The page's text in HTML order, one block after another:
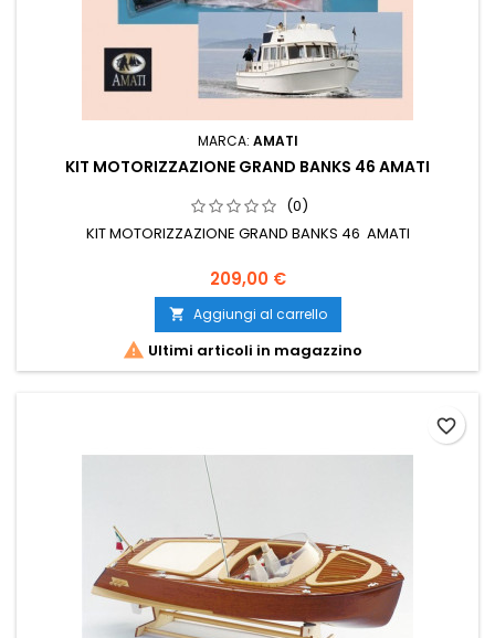
MARCA: AMATI
KIT MOTORIZZAZIONE GRAND BANKS 46 AMATI
(0)
KIT MOTORIZZAZIONE GRAND BANKS 46 AMATI
209,00 €
 Aggiungi al carrello
 Ultimi articoli in magazzino
favorite_border